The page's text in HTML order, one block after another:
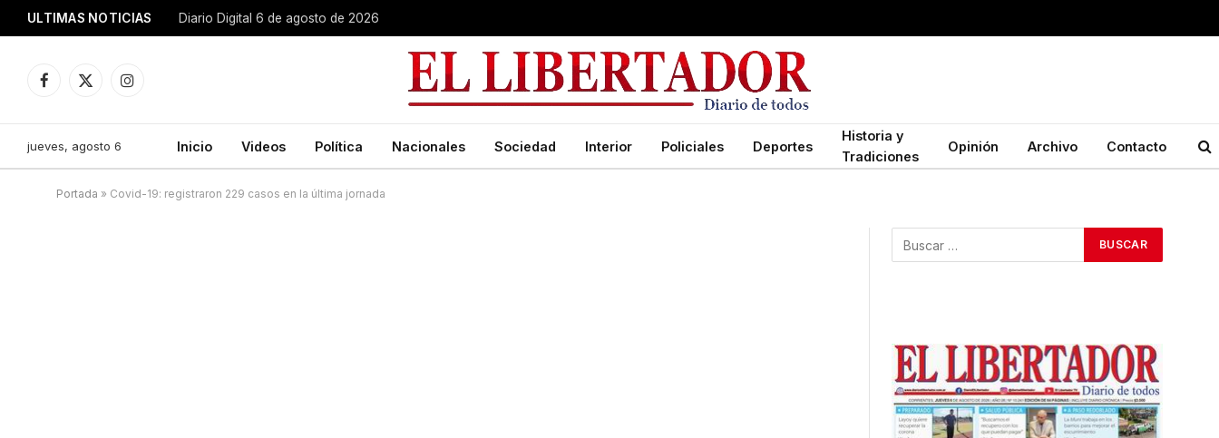
ULTIMAS NOTICIAS Diario Digital 6 de agosto de 2026
Facebook
X
Instagram
jueves, agosto 6 Inicio Videos Política Nacionales Sociedad Interior Policiales Deportes
Historia y
Tradiciones
Opinión Archivo Contacto
Portada » Covid-19: registraron 229 casos en la última jornada